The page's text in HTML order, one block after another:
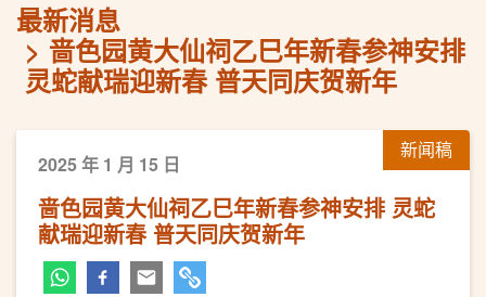
最新消息
啬色园黄大仙祠乙巳年新春参神安排
灵蛇献瑞迎新春 普天同庆贺新年
新闻稿
2025 年 1 月 15 日
啬色园黄大仙祠乙巳年新春参神安排 灵蛇
献瑞迎新春 普天同庆贺新年